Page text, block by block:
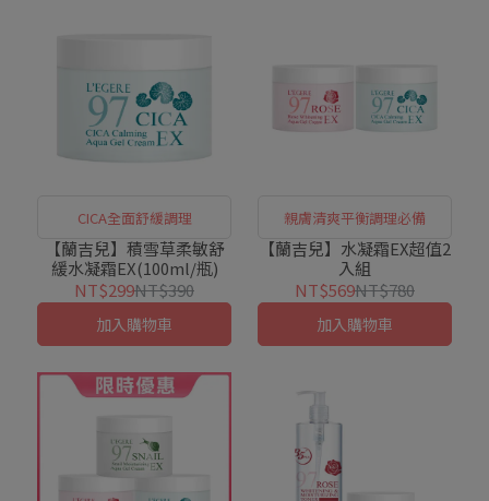
CICA全面舒緩調理
【蘭吉兒】積雪草柔敏舒
緩水凝霜EX(100ml/瓶)
NT$299NT$390
加入購物車
親膚清爽平衡調理必備
【蘭吉兒】水凝霜EX超值2
入組
NT$569NT$780
加入購物車